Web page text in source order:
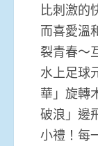
比刺激的
而喜愛溫
裂青春～
水上足球
華」旋轉
破浪」邊
小禮！每